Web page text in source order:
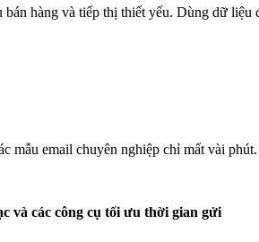
hàng và tiếp thị thiết yếu. Dùng dữ liệu
mẫu email chuyên nghiệp chỉ mất vài phút.
và các công cụ tối ưu thời gian gửi